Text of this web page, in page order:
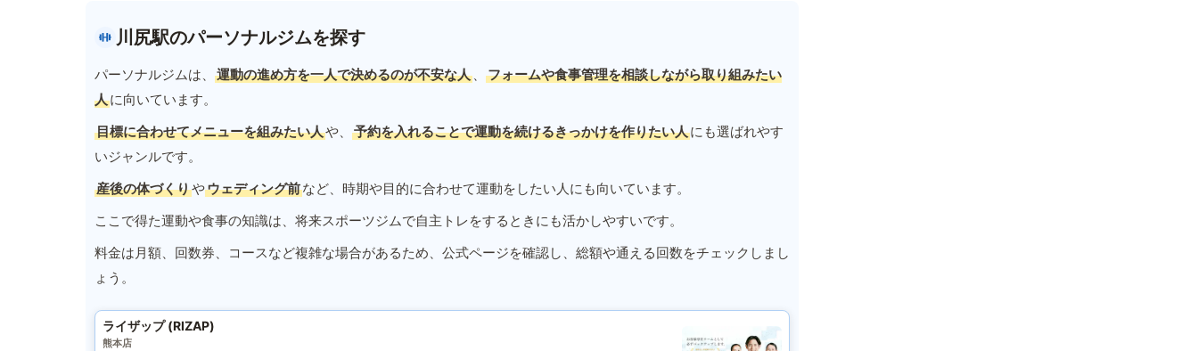
川尻駅のパーソナルジムを探す
パーソナルジムは、 運動の進め方を一人で決めるのが不安な人 、
フォームや食事管理を相談しながら取り組みたい
人に向いています。
目標に合わせてメニューを組みたい人や、 予約を入れることで運動を続けるきっかけを作りたい人にも選ばれやす
いジャンルです。
産後の体づくりやウェディング前など、時期や目的に合わせて運動をしたい人にも向いています。
ここで得た運動や食事の知識は、将来スポーツジムで自主トレをするときにも活かしやすいです。
料金は月額、回数券、コースなど複雑な場合があるため、公式ページを確認し、総額や通える回数をチェックしまし
ょう。
ライザップ (RIZAP)
熊本店